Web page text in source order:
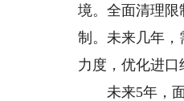
境。全面清理
制。未来几年
力度，优化进
未来5年，面